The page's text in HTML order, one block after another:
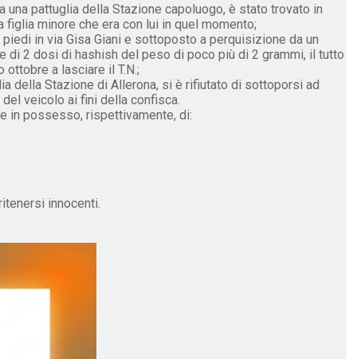
pattuglia della Stazione capoluogo, è stato trovato in
minore che era con lui in quel momento;
in via Gisa Giani e sottoposto a perquisizione da un
di 2 dosi di hashish del peso di poco più di 2 grammi, il tutto
a lasciare il T.N.;
della Stazione di Allerona, si è rifiutato di sottoporsi ad
veicolo ai fini della confisca.
in possesso, rispettivamente, di:
innocenti.